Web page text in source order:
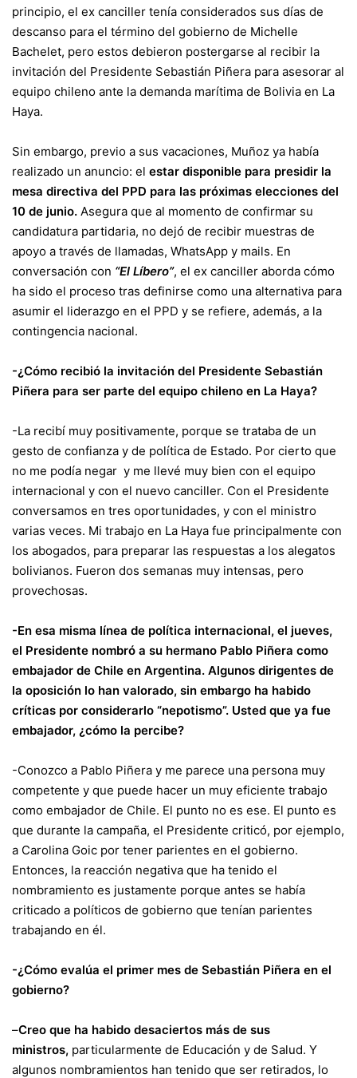
principio, el ex canciller tenía considerados sus días de
descanso para el término del gobierno de Michelle
Bachelet, pero estos debieron postergarse al recibir la
invitación del Presidente Sebastián Piñera para asesorar al
equipo chileno ante la demanda marítima de Bolivia en La
Haya.
Sin embargo, previo a sus vacaciones, Muñoz ya había
realizado un anuncio: el estar disponible para presidir la
mesa directiva del PPD para las próximas elecciones del
10 de junio. Asegura que al momento de confirmar su
candidatura partidaria, no dejó de recibir muestras de
apoyo a través de llamadas, WhatsApp y mails. En
conversación con “El Líbero”, el ex canciller aborda cómo
ha sido el proceso tras definirse como una alternativa para
asumir el liderazgo en el PPD y se refiere, además, a la
contingencia nacional.
-¿Cómo recibió la invitación del Presidente Sebastián
Piñera para ser parte del equipo chileno en La Haya?
-La recibí muy positivamente, porque se trataba de un
gesto de confianza y de política de Estado. Por cierto que
no me podía negar y me llevé muy bien con el equipo
internacional y con el nuevo canciller. Con el Presidente
conversamos en tres oportunidades, y con el ministro
varias veces. Mi trabajo en La Haya fue principalmente con
los abogados, para preparar las respuestas a los alegatos
bolivianos. Fueron dos semanas muy intensas, pero
provechosas.
-En esa misma línea de política internacional, el jueves,
el Presidente nombró a su hermano Pablo Piñera como
embajador de Chile en Argentina. Algunos dirigentes de
la oposición lo han valorado, sin embargo ha habido
críticas por considerarlo “nepotismo”. Usted que ya fue
embajador, ¿cómo la percibe?
-Conozco a Pablo Piñera y me parece una persona muy
competente y que puede hacer un muy eficiente trabajo
como embajador de Chile. El punto no es ese. El punto es
que durante la campaña, el Presidente criticó, por ejemplo,
a Carolina Goic por tener parientes en el gobierno.
Entonces, la reacción negativa que ha tenido el
nombramiento es justamente porque antes se había
criticado a políticos de gobierno que tenían parientes
trabajando en él.
-¿Cómo evalúa el primer mes de Sebastián Piñera en el
gobierno?
–Creo que ha habido desaciertos más de sus
ministros, particularmente de Educación y de Salud. Y
algunos nombramientos han tenido que ser retirados, lo